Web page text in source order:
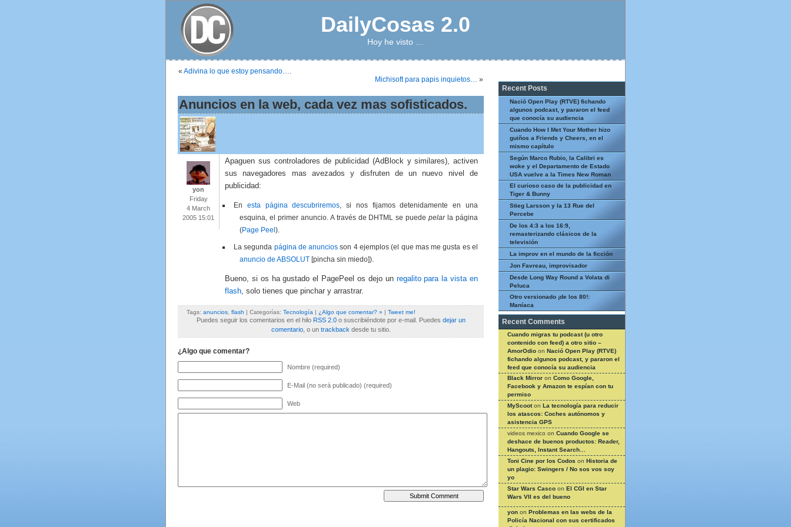
DailyCosas 2.0
Hoy he visto …
« Adivina lo que estoy pensando….
Michisoft para papis inquietos… »
Anuncios en la web, cada vez mas sofisticados.
yon
Friday
4 March
2005 15:01
Apaguen sus controladores de publicidad (AdBlock y similares), activen
sus navegadores mas avezados y disfruten de un nuevo nivel de
publicidad:
En esta página descubriremos, si nos fijamos detenidamente en una
esquina, el primer anuncio. A través de DHTML se puedepelarla página
(Page Peel ).
La segunda página de anuncios son 4 ejemplos (el que mas me gusta es el
anuncio de ABSOLUT [pincha sin miedo]).
Bueno, si os ha gustado el PagePeel os dejo un regalito para la vista en
flash, solo tienes que pinchar y arrastrar.
Tags: anuncios flash | Categorías: Tecnología | ¿Algo que comentar? » | Tweet me!
Puedes seguir los comentarios en el hilo RSS 2.0o suscribiéndote por e-mail. Puedes dejar un
comentario, o un trackback desde tu sitio.
¿Algo que comentar?
Nombre (required)
E-Mail (no será publicado) (required)
Web
Recent Posts
Nació Open Play (RTVE) fichando
algunos podcast, y pararon el feed
que conocía su audiencia
Cuando How I Met Your Mother hizo
guiños a Friends y Cheers, en el
mismo capítulo
Según Marco Rubio, la Calibri es
woke y el Departamento de Estado
USA vuelve a la Times New Roman
El curioso caso de la publicidad en
Tiger & Bunny
Stieg Larsson y la 13 Rue del
Percebe
De los 4:3 a los 16:9,
remasterizando clásicos de la
televisión
La improv en el mundo de la ficción
Jon Favreau, improvisador
Desde Long Way Round a Volata di
Peluca
Otro versionado ¡de los 80!:
Maníaca
Recent Comments
Cuando migras tu podcast (u otro
contenido con feed) a otro sitio –
AmorOdio on Nació Open Play (RTVE)
fichando algunos podcast, y pararon el
feed que conocía su audiencia
Black Mirror on Como Google,
Facebook y Amazon te espían con tu
permiso
MyScooton La tecnología para reducir
los atascos: Coches autónomos y
asistencia GPS
videos mexico on Cuando Google se
deshace de buenos productos: Reader,
Hangouts, Instant Search…
Toni Cine por los Codos on Historia de
un plagio: Swingers / No sos vos soy
yo
Star Wars Casco on El CGI en Star
Wars VII es del bueno
yon on Problemas en las webs de la
Policía Nacional con sus certificados